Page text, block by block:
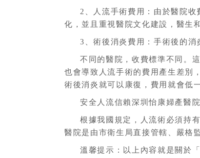
2、人流手術費用：由於醫院
化，並且重視醫院文化建設，醫生
3、術後消炎費用：手術後的消
不同的醫院，收費標準不同。
也會導致人流手術的費用產生差別
術後消炎就可以康復，費用就會低
安全人流信賴深圳怡康婦產醫院
根據我國規定，人流術必須持
醫院是由市衛生局直接管轄、嚴格
溫馨提示：以上內容就是關於